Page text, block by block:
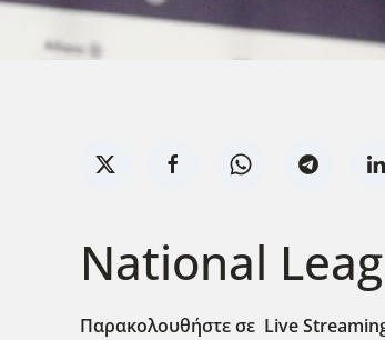
National
Παρακολουθήστε σε Live